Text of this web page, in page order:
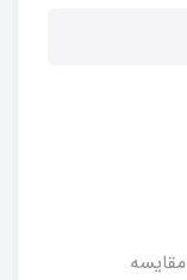
مقایسه